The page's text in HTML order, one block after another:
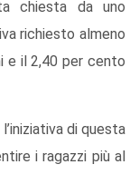
chiesta da uno
richiesto almeno
e il 2,40 per cento
di questa
i ragazzi più al